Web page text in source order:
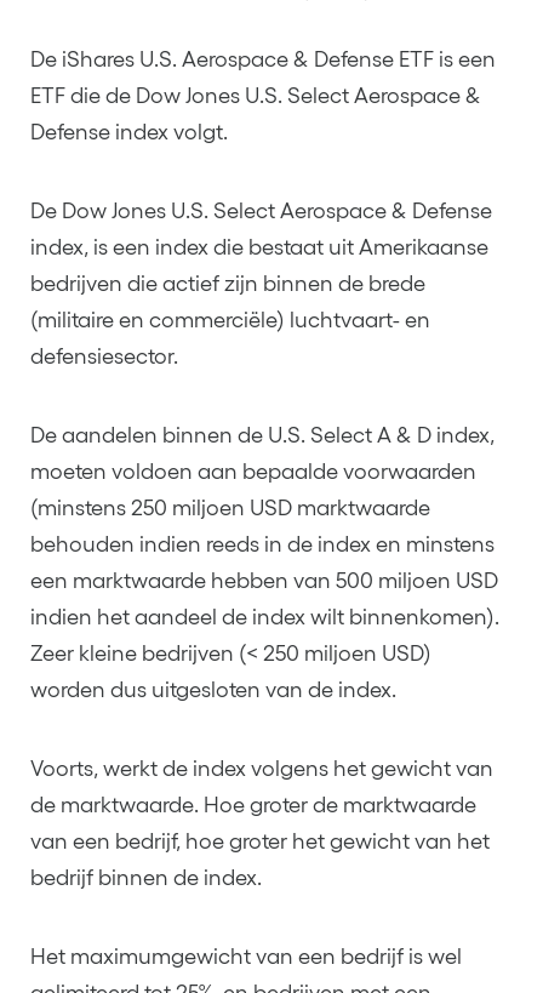
De iShares U.S. Aerospace & Defense ETF is een
ETF die de Dow Jones U.S. Select Aerospace &
Defense index volgt.
De Dow Jones U.S. Select Aerospace & Defense
index, is een index die bestaat uit Amerikaanse
bedrijven die actief zijn binnen de brede
(militaire en commerciële) luchtvaart- en
defensiesector.
De aandelen binnen de U.S. Select A & D index,
moeten voldoen aan bepaalde voorwaarden
(minstens 250 miljoen USD marktwaarde
behouden indien reeds in de index en minstens
een marktwaarde hebben van 500 miljoen USD
indien het aandeel de index wilt binnenkomen).
Zeer kleine bedrijven (< 250 miljoen USD)
worden dus uitgesloten van de index.
Voorts, werkt de index volgens het gewicht van
de marktwaarde. Hoe groter de marktwaarde
van een bedrijf, hoe groter het gewicht van het
bedrijf binnen de index.
Het maximumgewicht van een bedrijf is wel